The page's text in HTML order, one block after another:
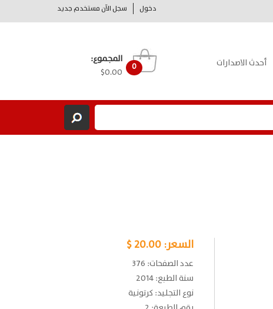
دخول سجل الآن مستخدم جديد
أحدث الاصدارات 0
المجموع:
$0.00
السعر:20.00 $
عدد الصفحات: 376
سنة الطبع: 2014
نوع التجليد: كرتونية